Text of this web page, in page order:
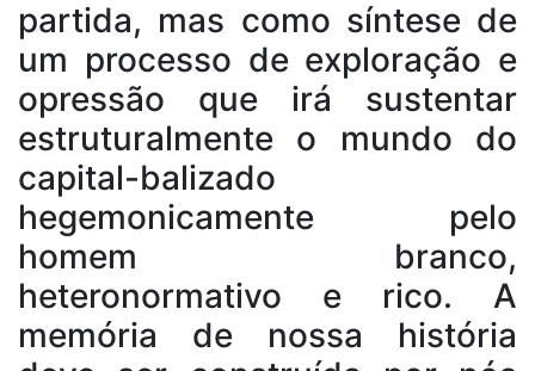
partida, mas como síntese de
um processo de exploração e
opressão que irá sustentar
estruturalmente o mundo do
capital-balizado
hegemonicamente pelo
homem branco,
heteronormativo e rico. A
memória de nossa história